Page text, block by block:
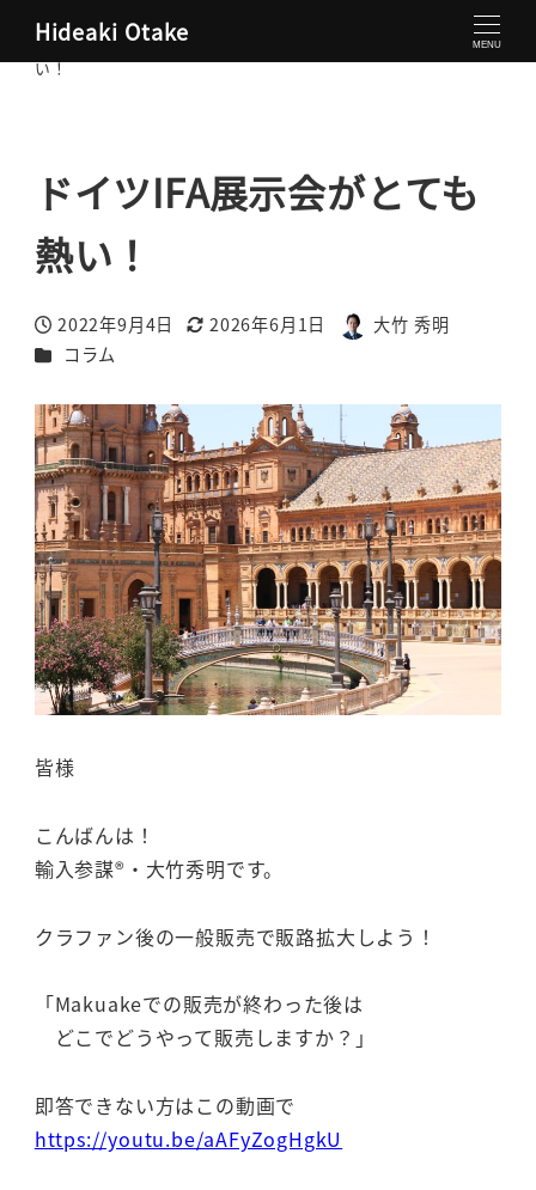
Hideaki Otake MENU
大竹秀明 公式サイト
ドイツIFA展示会がとても熱
い！
ドイツIFA展示会がとても
熱い！
投稿日
2022年9月4日
更新日
2026年6月1日
著
大竹 秀明
カテゴリー
コラム
皆様
こんばんは！
輸入参謀®・大竹秀明です。
クラファン後の一般販売で販路拡大しよう！
「Makuakeでの販売が終わった後は
どこでどうやって販売しますか？」
即答できない方はこの動画で
https://youtu.be/aAFyZogHgkU